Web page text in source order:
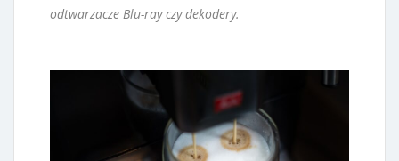
odtwarzacze Blu-ray czy dekodery.